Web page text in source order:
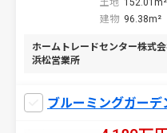
土地 152.01m²
建物 96.38m²
ホームトレードセンター株式
浜松営業所
ブルーミングガー